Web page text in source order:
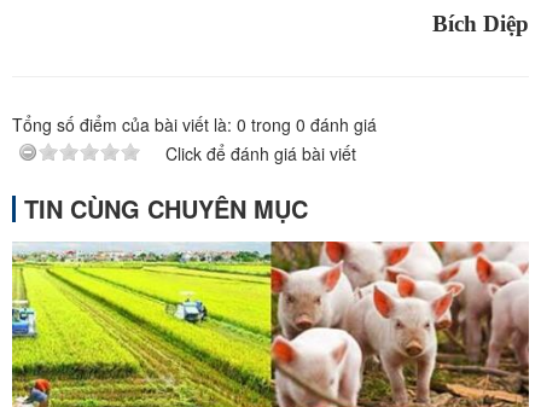
Bích Diệp
Tổng số điểm của bài viết là: 0 trong 0 đánh giá
Click để đánh giá bài viết
TIN CÙNG CHUYÊN MỤC